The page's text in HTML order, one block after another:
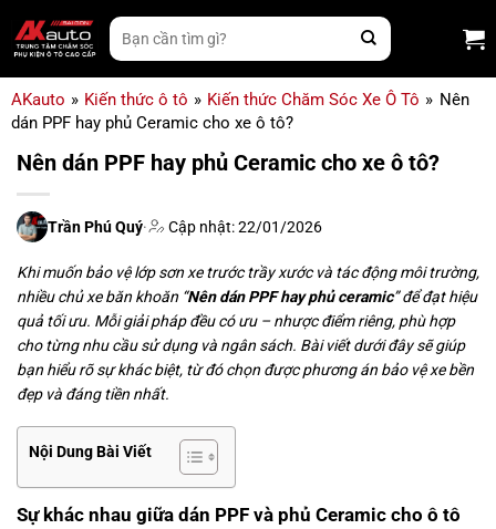
qua
nội
Tìm
kiếm:
AKauto » Kiến thức ô tô » Kiến thức Chăm Sóc Xe Ô Tô » Nên
dán PPF hay phủ Ceramic cho xe ô tô?
Nên dán PPF hay phủ Ceramic cho xe ô tô?
Trần Phú Quý· Cập nhật: 22/01/2026
Khi muốn bảo vệ lớp sơn xe trước trầy xước và tác động môi trường,
nhiều chủ xe băn khoăn “Nên dán PPF hay phủ ceramic” để đạt hiệu
quả tối ưu. Mỗi giải pháp đều có ưu – nhược điểm riêng, phù hợp
cho từng nhu cầu sử dụng và ngân sách. Bài viết dưới đây sẽ giúp
bạn hiểu rõ sự khác biệt, từ đó chọn được phương án bảo vệ xe bền
đẹp và đáng tiền nhất.
Nội Dung Bài Viết
Sự khác nhau giữa dán PPF và phủ Ceramic cho ô tô